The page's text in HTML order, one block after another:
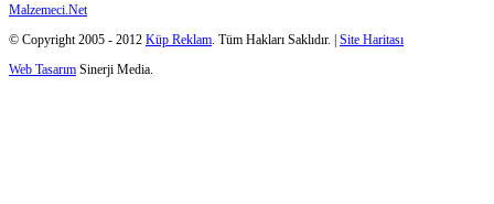
Malzemeci.Net
© Copyright 2005 - 2012 Küp Reklam. Tüm Hakları Saklıdır. | Site Haritası
Web Tasarım Sinerji Media.